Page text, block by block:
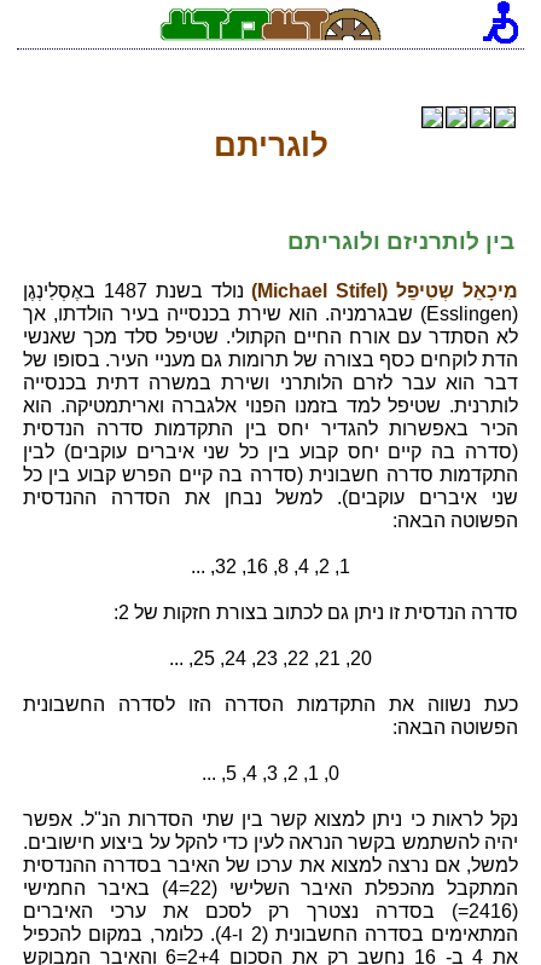
לוגריתם
בין לותרניזם ולוגריתם
מִיכָאֵל שְטִיפֵל (Michael Stifel)
נולד בשנת 1487 באֶסְלִינְגֶן
(Esslingen) שבגרמניה. הוא שירת בכנסייה בעיר הולדתו, אך
לא הסתדר עם אורח החיים הקתולי. שטיפל סלד מכך שאנשי
הדת לוקחים כסף בצורה של תרומות גם מעניי העיר. בסופו של
דבר הוא עבר לזרם הלותרני ושירת במשרה דתית בכנסייה
לותרנית. שטיפל למד בזמנו הפנוי אלגברה ואריתמטיקה. הוא
הכיר באפשרות להגדיר יחס בין התקדמות סדרה הנדסית
(סדרה בה קיים יחס קבוע בין כל שני איברים עוקבים) לבין
התקדמות סדרה חשבונית (סדרה בה קיים הפרש קבוע בין כל
שני איברים עוקבים). למשל נבחן את הסדרה ההנדסית
הפשוטה הבאה:
1, 2, 4, 8, 16, 32, ...
סדרה הנדסית זו ניתן גם לכתוב בצורת חזקות של 2:
20, 21, 22, 23, 24, 25, ...
כעת נשווה את התקדמות הסדרה הזו לסדרה החשבונית
הפשוטה הבאה:
0, 1, 2, 3, 4, 5, ...
נקל לראות כי ניתן למצוא קשר בין שתי הסדרות הנ"ל. אפשר
יהיה להשתמש בקשר הנראה לעין כדי להקל על ביצוע חישובים.
למשל, אם נרצה למצוא את ערכו של האיבר בסדרה ההנדסית
המתקבל מהכפלת האיבר השלישי (22=4) באיבר החמישי
(2416=) בסדרה נצטרך רק לסכם את ערכי האיברים
המתאימים בסדרה החשבונית (2 ו-4). כלומר, במקום להכפיל
את 4 ב- 16 נחשב רק את הסכום 2+4=6 והאיבר המבוקש